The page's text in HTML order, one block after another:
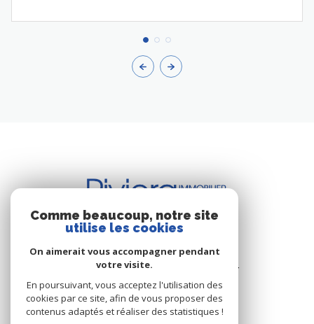
BUREAU DE CAVALAIRE
Les Résidence du Port - Rue du Port
83240 Cavalaire-sur-Mer
+33.(0)4.94.64.66.53
+33.(0)6.03.00.02.28
Comme beaucoup, notre site
utilise les cookies
On aimerait vous accompagner pendant
votre visite.
En poursuivant, vous acceptez l'utilisation des
cookies par ce site, afin de vous proposer des
contenus adaptés et réaliser des statistiques !